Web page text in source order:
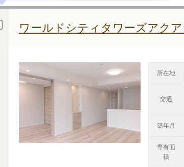
ワールドシティタワーズアク
所在地
交通
築年月
専有面
積